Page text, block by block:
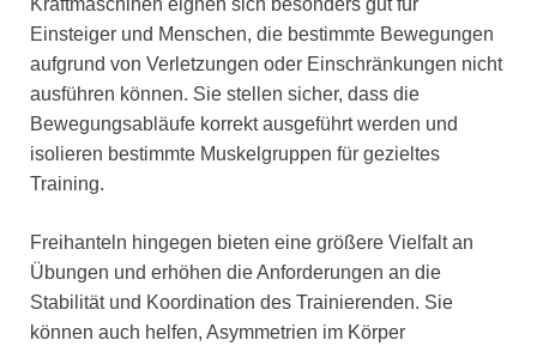
Kraftmaschinen eignen sich besonders gut für
Einsteiger und Menschen, die bestimmte Bewegungen
aufgrund von Verletzungen oder Einschränkungen nicht
ausführen können. Sie stellen sicher, dass die
Bewegungsabläufe korrekt ausgeführt werden und
isolieren bestimmte Muskelgruppen für gezieltes
Training.
Freihanteln hingegen bieten eine größere Vielfalt an
Übungen und erhöhen die Anforderungen an die
Stabilität und Koordination des Trainierenden. Sie
können auch helfen, Asymmetrien im Körper